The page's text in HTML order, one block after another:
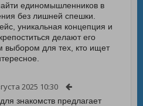
единомышленников в
без лишней спешки.
уникальная концепция и
делают его
выбором для тех, кто ищет
2025 10:30
знакомств предлагает